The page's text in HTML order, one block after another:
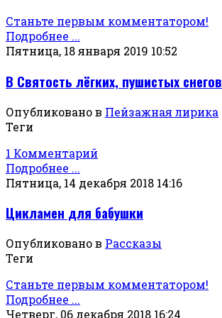
Станьте первым комментатором!
Подробнее ...
Пятница, 18 января 2019 10:52
В Святость лёгких, пушистых снегов
Опубликовано в Пейзажная лирика
Теги
1 Комментарий
Подробнее ...
Пятница, 14 декабря 2018 14:16
Цикламен для бабушки
Опубликовано в Рассказы
Теги
Станьте первым комментатором!
Подробнее ...
Четверг, 06 декабря 2018 16:24